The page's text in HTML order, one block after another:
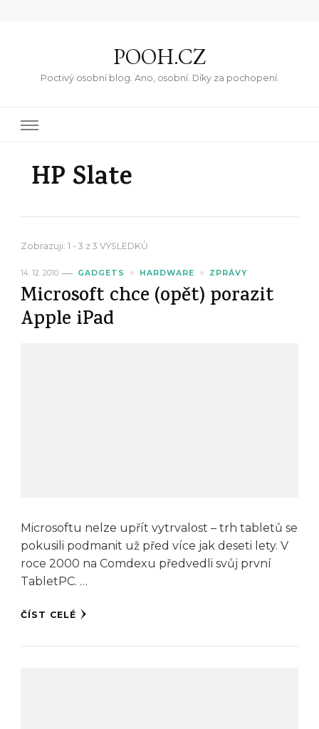
POOH.CZ
Poctivý osobní blog. Ano, osobní. Díky za pochopení.
HP Slate
Zobrazuji: 1 - 3 z 3 VÝSLEDKŮ
14. 12. 2010 GADGETS HARDWARE ZPRÁVY
Microsoft chce (opět) porazit
Apple iPad
Microsoftu nelze upřít vytrvalost – trh tabletů se
pokusili podmanit už před více jak deseti lety. V
roce 2000 na Comdexu předvedli svůj první
TabletPC. …
ČÍST CELÉ